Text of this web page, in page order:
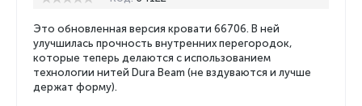
Это обновленная версия кровати 66706. В ней
улучшилась прочность внутренних перегородок,
которые теперь делаются с использованием
технологии нитей Dura Beam (не вздуваются и лучше
держат форму).